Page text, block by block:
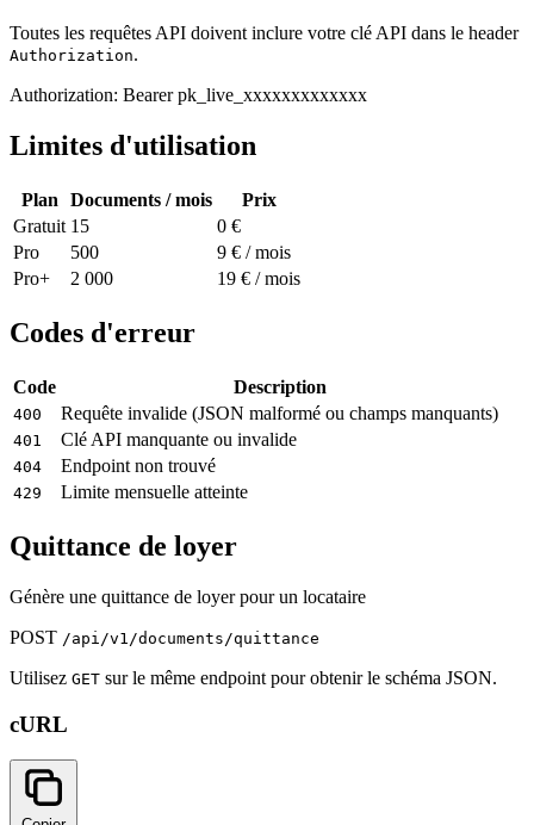
Toutes les requêtes API doivent inclure votre clé API dans le header
Authorization.
Authorization: Bearer pk_live_xxxxxxxxxxxxx
Limites d'utilisation
Plan Documents / mois
Prix
Gratuit 15
0 €
Pro
500
9 € / mois
Pro+
2 000 19 € / mois
Codes d'erreur
Code Description
400 Requête invalide (JSON malformé ou champs manquants)
401 Clé API manquante ou invalide
404 Endpoint non trouvé
429 Limite mensuelle atteinte
Quittance de loyer
Génère une quittance de loyer pour un locataire
POST /api/v1/documents/quittance
Utilisez GET sur le même endpoint pour obtenir le schéma JSON.
cURL